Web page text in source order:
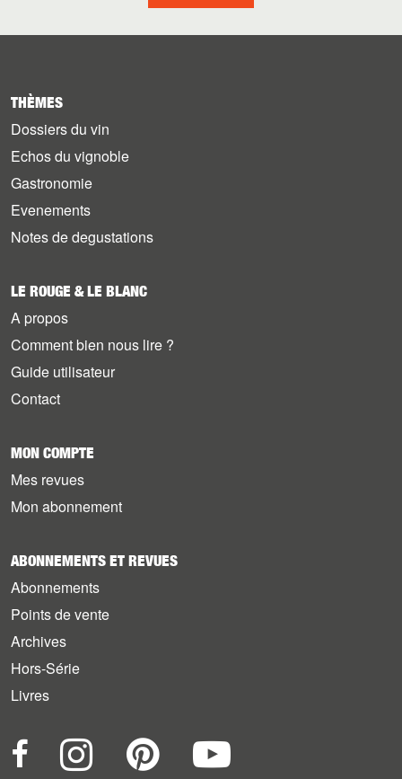
THÈMES
Dossiers du vin
Echos du vignoble
Gastronomie
Evenements
Notes de degustations
LE ROUGE & LE BLANC
A propos
Comment bien nous lire ?
Guide utilisateur
Contact
MON COMPTE
Mes revues
Mon abonnement
ABONNEMENTS ET REVUES
Abonnements
Points de vente
Archives
Hors-Série
Livres